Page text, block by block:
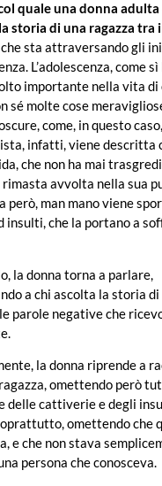
quale una donna adulta
storia di una ragazza tra
che sta attraversando gli
L’adolescenza, come sì
importante nella vita di
sé molte cose
come, in questo
infatti, viene descritta
che non ha mai
rimasta avvolta nella sua
però, man mano viene
insulti, che la portano a
la donna torna a parlare,
a chi ascolta la storia
parole negative che
la donna riprende a
omettendo però
delle cattiverie e degli
omettendo che
e che non stava
persona che conosceva.